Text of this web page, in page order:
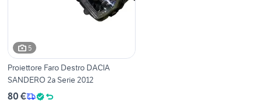
5
Proiettore Faro Destro DACIA
SANDERO 2a Serie 2012
80 €